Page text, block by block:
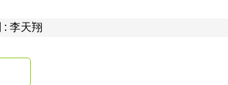
: 李天翔